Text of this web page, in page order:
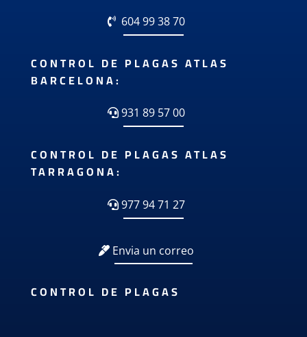
604 99 38 70
CONTROL DE PLAGAS ATLAS
BARCELONA:
931 89 57 00
CONTROL DE PLAGAS ATLAS
TARRAGONA:
977 94 71 27
Envia un correo
CONTROL DE PLAGAS